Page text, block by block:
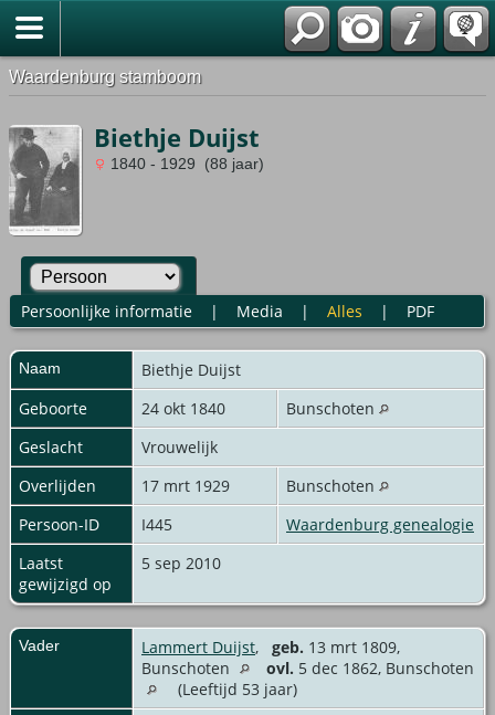
Waardenburg stamboom
Biethje Duijst
1840 - 1929 (88 jaar)
Persoonlijke informatie| Media | Alles | PDF
Naam Biethje Duijst
Geboorte
24 okt 1840
Bunschoten
Geslacht
Vrouwelijk
Overlijden
17 mrt 1929
Bunschoten
Persoon-ID
I445
Waardenburg genealogie
Laatst
gewijzigd op
5 sep 2010
Vader Lammert Duijst, geb. 13 mrt 1809,
Bunschoten
ovl. 5 dec 1862, Bunschoten
(Leeftijd 53 jaar)